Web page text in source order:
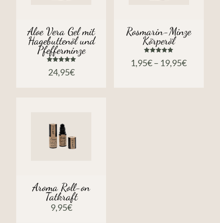
Aloe Vera Gel mit
Hagebuttenöl und
Pfefferminze
mit
5.00
24,95€
Rosmarin-Minze
Körperöl
mit
1,95€– 19,95€
Aroma Roll-on
Tatkraft
9,95€